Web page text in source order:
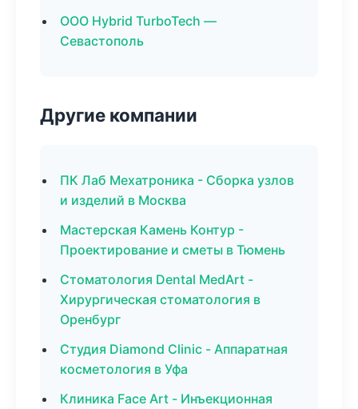
ООО Hybrid TurboTech —
Севастополь
Другие компании
ПК Лаб Мехатроника - Сборка узлов
и изделий в Москва
Мастерская Камень Контур -
Проектирование и сметы в Тюмень
Стоматология Dental MedArt -
Хирургическая стоматология в
Оренбург
Студия Diamond Clinic - Аппаратная
косметология в Уфа
Клиника Face Art - Инъекционная